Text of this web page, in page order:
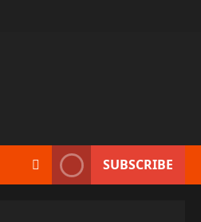
SUBSCRIBE